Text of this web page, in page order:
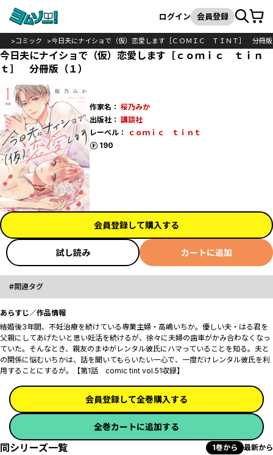
検索
ログイン 会員登録カート
コミック 今日夫にナイショで（仮）恋愛します［ＣＯＭＩＣ ＴＩＮＴ］ 分冊版
今日夫にナイショで（仮）恋愛します［ｃｏｍｉｃ ｔｉｎ
ｔ］ 分冊版（１）
作家名： 桜乃みか
出版社： 講談社
レーベル：
ｃｏｍｉｃ ｔｉｎｔ
190
ポイント
会員登録して購入する
試し読み カートに追加
関連タグ
あらすじ／作品情報
結婚後3年間、不妊治療を続けている専業主婦・高嶋いちか。優しい夫・はる君を
父親にしてあげたいと思い妊活を続けるが、徐々に夫婦の歯車がかみ合わなくなっ
ていた。そんなとき、親友のまゆがレンタル彼氏にハマっていることを知る。夫と
の関係に悩むいちかは、話を聞いてもらいたい一心で、一度だけレンタル彼氏を利
用することにするが。【第1話 comic tint vol.51収録】
会員登録して全巻購入する
全巻カートに追加する
同シリーズ一覧 1巻から 最新から